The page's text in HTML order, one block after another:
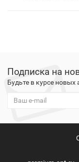
Подписка на
Будьте в курсе